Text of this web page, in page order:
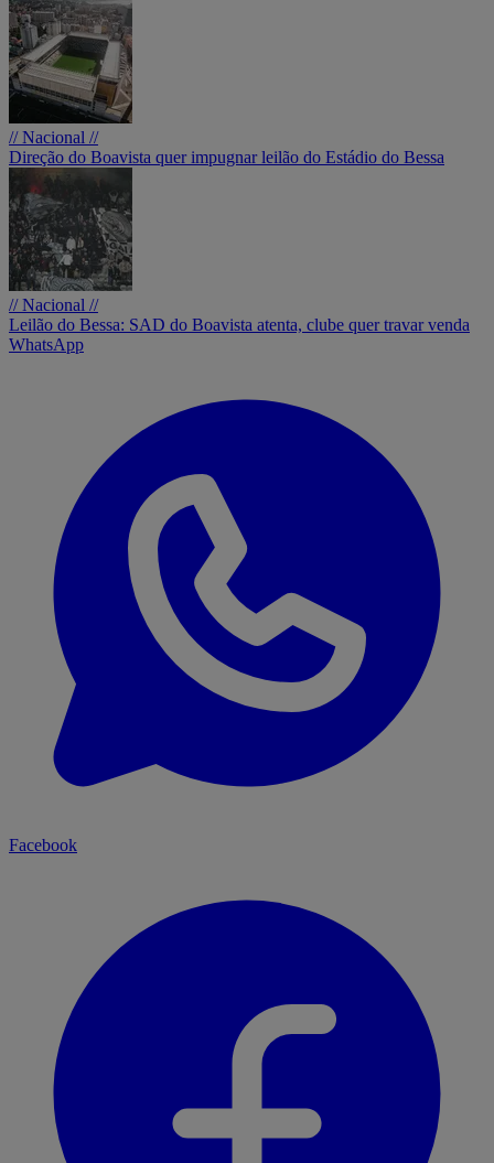
// Nacional //
Direção do Boavista quer impugnar leilão do Estádio do Bessa
// Nacional //
Leilão do Bessa: SAD do Boavista atenta, clube quer travar venda
WhatsApp
Facebook